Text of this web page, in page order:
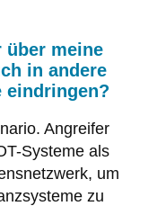
über meine
in andere
eindringen?
Angreifer
Systeme als
um
zu